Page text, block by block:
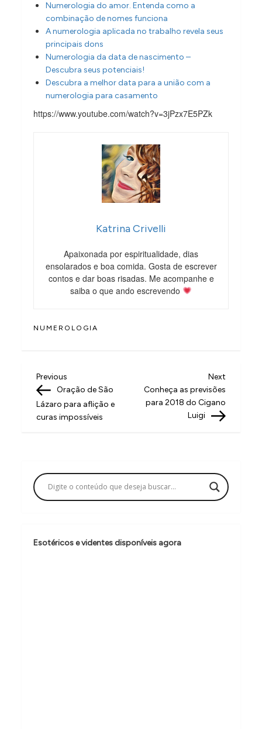
Numerologia do amor. Entenda como a
combinação de nomes funciona
A numerologia aplicada no trabalho revela seus
principais dons
Numerologia da data de nascimento –
Descubra seus potenciais!
Descubra a melhor data para a união com a
numerologia para casamento
https://www.youtube.com/watch?v=3jPzx7E5PZk
Katrina Crivelli
Apaixonada por espiritualidade, dias
ensolarados e boa comida. Gosta de escrever
contos e dar boas risadas. Me acompanhe e
saiba o que ando escrevendo
NUMEROLOGIA
N
a
v
a
ç
o
d
Previous
Post
Previous
Oração de São
Lázaro para aflição e
curas impossíveis
Next
Post
Next
Conheça as previsões
para 2018 do Cigano
Luigi
Esotéricos e videntes disponíveis agora